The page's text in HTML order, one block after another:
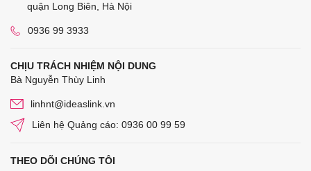
quận Long Biên, Hà Nội
0936 99 3933
CHỊU TRÁCH NHIỆM NỘI DUNG
Bà Nguyễn Thùy Linh
linhnt@ideaslink.vn
Liên hệ Quảng cáo: 0936 00 99 59
THEO DÕI CHÚNG TÔI